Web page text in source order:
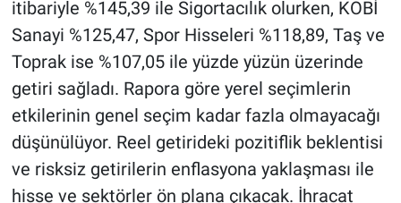
itibariyle %145,39 ile Sigortacılık olurken, KOBİ
Sanayi %125,47, Spor Hisseleri %118,89, Taş ve
Toprak ise %107,05 ile yüzde yüzün üzerinde
getiri sağladı. Rapora göre yerel seçimlerin
etkilerinin genel seçim kadar fazla olmayacağı
düşünülüyor. Reel getirideki pozitiflik beklentisi
ve risksiz getirilerin enflasyona yaklaşması ile
hisse ve sektörler ön plana çıkacak. İhracat